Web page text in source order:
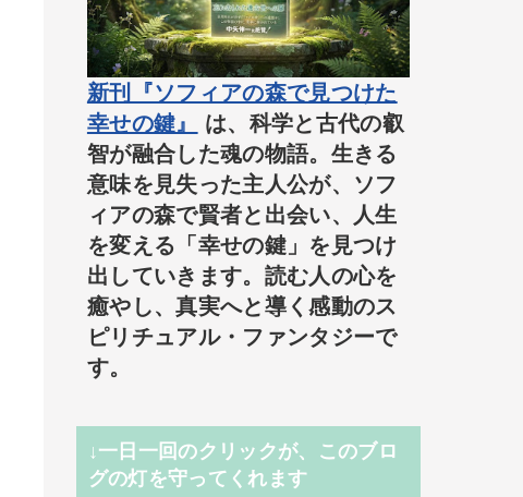
新刊『ソフィアの森で見つけた
幸せの鍵』
は、科学と古代の叡
智が融合した魂の物語。生きる
意味を見失った主人公が、ソフ
ィアの森で賢者と出会い、人生
を変える「幸せの鍵」を見つけ
出していきます。読む人の心を
癒やし、真実へと導く感動のス
ピリチュアル・ファンタジーで
す。
↓一日一回のクリックが、このブロ
グの灯を守ってくれます